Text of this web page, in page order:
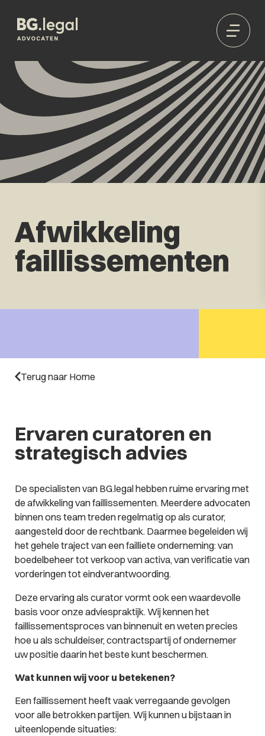
Afwikkeling
faillissementen
Terug naar Home
Ervaren curatoren en
strategisch advies
De specialisten van BG.legal hebben ruime ervaring met
de afwikkeling van faillissementen. Meerdere advocaten
binnen ons team treden regelmatig op als curator,
aangesteld door de rechtbank. Daarmee begeleiden wij
het gehele traject van een failliete onderneming: van
boedelbeheer tot verkoop van activa, van verificatie van
vorderingen tot eindverantwoording.
Deze ervaring als curator vormt ook een waardevolle
basis voor onze adviespraktijk. Wij kennen het
faillissementsproces van binnenuit en weten precies
hoe u als schuldeiser, contractspartij of ondernemer
uw positie daarin het beste kunt beschermen.
Wat kunnen wij voor u betekenen?
Een faillissement heeft vaak verregaande gevolgen
voor alle betrokken partijen. Wij kunnen u bijstaan in
uiteenlopende situaties: